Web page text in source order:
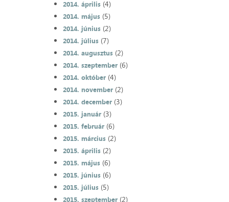
2014. április(4)
2014. május(5)
2014. június(2)
2014. július(7)
2014. augusztus(2)
2014. szeptember(6)
2014. október(4)
2014. november(2)
2014. december(3)
2015. január(3)
2015. február(6)
2015. március(2)
2015. április(2)
2015. május(6)
2015. június(6)
2015. július(5)
2015. szeptember(2)